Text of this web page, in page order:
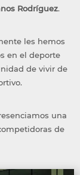
Rodríguez.
les hemos
en el deporte
de vivir de
una
de